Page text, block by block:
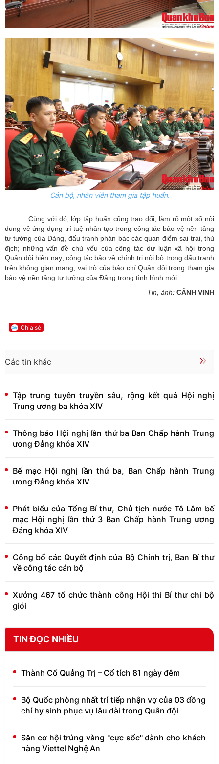
Cán bộ, nhân viên tham gia tập huấn.
Cùng với đó, lớp tập huấn cũng trao đổi, làm rõ một số nội
dung về ứng dụng trí tuệ nhân tạo trong công tác bảo vệ nền tảng
tư tưởng của Đảng, đấu tranh phản bác các quan điểm sai trái, thù
địch; những vấn đề chủ yếu của công tác dư luận xã hội trong
Quân đội hiện nay; công tác bảo vệ chính trị nội bộ trong đấu tranh
trên không gian mạng; vai trò của báo chí Quân đội trong tham gia
bảo vệ nền tảng tư tưởng của Đảng trong tình hình mới.
Tin, ảnh: CẢNH VINH
Chia sẻ
Các tin khác
Tập trung tuyên truyền sâu, rộng kết quả Hội nghị
Trung ương ba khóa XIV
Thông báo Hội nghị lần thứ ba Ban Chấp hành Trung
ương Đảng khóa XIV
Bế mạc Hội nghị lần thứ ba, Ban Chấp hành Trung
ương Đảng khóa XIV
Phát biểu của Tổng Bí thư, Chủ tịch nước Tô Lâm bế
mạc Hội nghị lần thứ 3 Ban Chấp hành Trung ương
Đảng khóa XIV
Công bố các Quyết định của Bộ Chính trị, Ban Bí thư
về công tác cán bộ
Xưởng 467 tổ chức thành công Hội thi Bí thư chi bộ
giỏi
TIN ĐỌC NHIỀU
Thành Cổ Quảng Trị – Cổ tích 81 ngày đêm
Bộ Quốc phòng nhất trí tiếp nhận vợ của 03 đồng
chí hy sinh phục vụ lâu dài trong Quân đội
Săn cơ hội trúng vàng "cực sốc" dành cho khách
hàng Viettel Nghệ An